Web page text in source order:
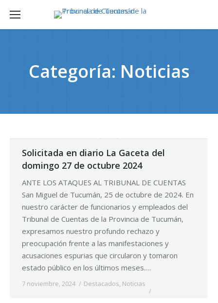
Categoría: Noticias
Solicitada en diario La Gaceta del
domingo 27 de octubre 2024
ANTE LOS ATAQUES AL TRIBUNAL DE CUENTAS
San Miguel de Tucumán, 25 de octubre de 2024. En
nuestro carácter de funcionarios y empleados del
Tribunal de Cuentas de la Provincia de Tucumán,
expresamos nuestro profundo rechazo y
preocupación frente a las manifestaciones y
acusaciones espurias que circularon y tomaron
estado público en los últimos meses.…
7 noviembre, 2024 Destacados, Noticias